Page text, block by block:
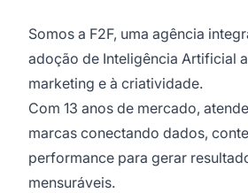
Somos a F2F, uma agência
adoção de Inteligência Artificial
marketing e à criatividade.
Com 13 anos de mercado,
marcas conectando dados,
performance para gerar
mensuráveis.